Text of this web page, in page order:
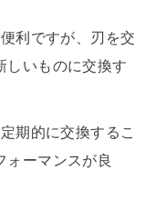
利ですが、刃を交
しいものに交換す
期的に交換するこ
ォーマンスが良